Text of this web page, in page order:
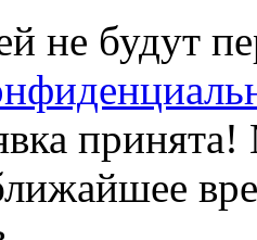
не будут